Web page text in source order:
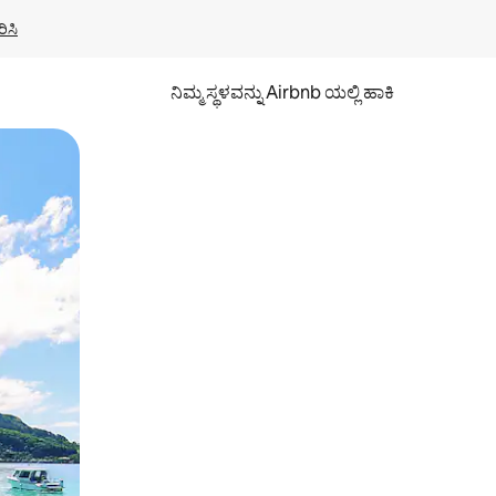
ನಿಮ್ಮ ಸ್ಥಳವನ್ನು Airbnb ಯಲ್ಲಿ ಹಾಕಿ